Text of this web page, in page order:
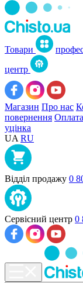
Товари
центр
Магазин Про нас
повернення
уцінка
UA RU
Відділ продажу 0
Сервісний центр 0